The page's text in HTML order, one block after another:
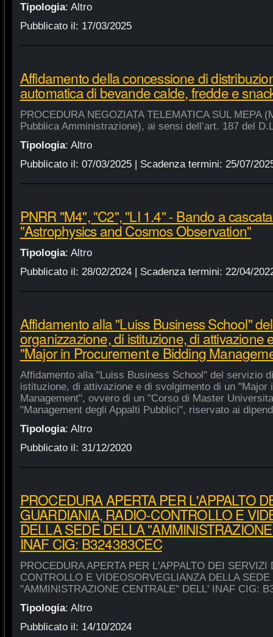
Tipologia: Altro
Pubblicato il: 17/03/2025
Affidamento della concessione di
automatica di bevande calde, fredde e
PROCEDURA NEGOZIATA TELEMATICA SUL MEPA
Pubblica Amministrazione), ai sensi dell’art. 187 del
Tipologia: Altro
Pubblicato il: 07/03/2025| Scadenza termini: 25/07/
PNRR "M4", "C2", "LI 1.4" - Bando a
"Astrophysics and Cosmos Observation"
Tipologia: Altro
Pubblicato il: 28/02/2024| Scadenza termini: 22/04/
Affidamento alla "Luiss Business School"
organizzazione, di istituzione, di attivazione
"Major in Procurement e Bidding
Affidamento alla "Luiss Business School" del servizio
istituzione, di attivazione e di svolgimento di un "Major
Management", ovvero di un "Corso di Master
"Management degli Appalti Pubblici", riservato ai
Tipologia: Altro
Pubblicato il: 31/12/2020
PROCEDURA APERTA PER L'APPALTO
GUARDIANIA, RADIO-CONTROLLO E
DELLA SEDE DELLA
INAF CIG: B324383CEC
PROCEDURA APERTA PER L'APPALTO DEI
CONTROLLO E VIDEOSORVEGLIANZA DELLA SEDE
"AMMINISTRAZIONE CENTRALE" DELL' INAF CIG:
Tipologia: Altro
Pubblicato il: 14/10/2024